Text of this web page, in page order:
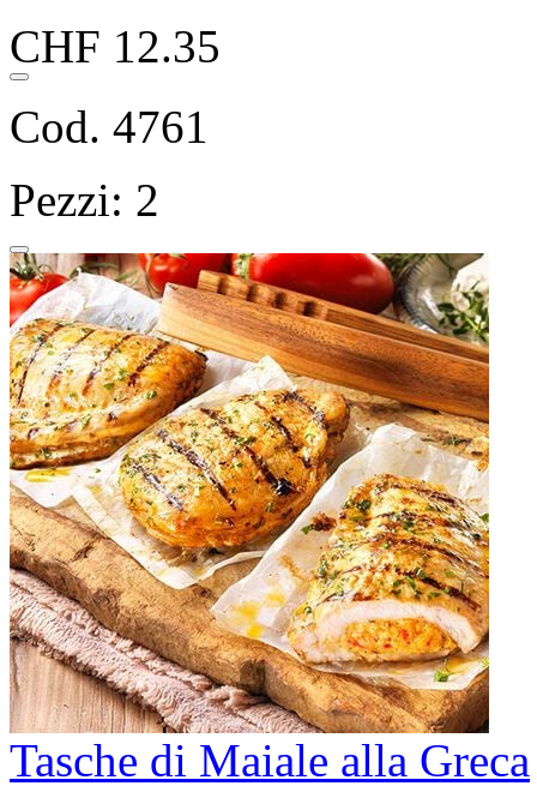
CHF 12.35
Cod. 4761
Pezzi: 2
Tasche di Maiale alla Greca